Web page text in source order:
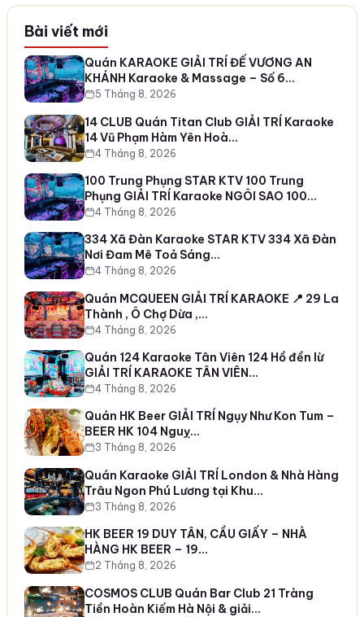
Bài viết mới
Quán KARAOKE GIẢI TRÍ ĐẾ VƯƠNG AN
KHÁNH Karaoke & Massage – Số 6…
5 Tháng 8, 2026
14 CLUB Quán Titan Club GIẢI TRÍ Karaoke
14 Vũ Phạm Hàm Yên Hoà…
4 Tháng 8, 2026
100 Trung Phụng STAR KTV 100 Trung
Phụng GIẢI TRÍ Karaoke NGÔI SAO 100…
4 Tháng 8, 2026
334 Xã Đàn Karaoke STAR KTV 334 Xã Đàn
Nơi Đam Mê Toả Sáng…
4 Tháng 8, 2026
Quán MCQUEEN GIẢI TRÍ KARAOKE 📍 29 La
Thành , Ô Chợ Dừa ,…
4 Tháng 8, 2026
Quán 124 Karaoke Tân Viên 124 Hồ đền lừ
GIẢI TRÍ KARAOKE TÂN VIÊN…
4 Tháng 8, 2026
Quán HK Beer GIẢI TRÍ Ngụy Như Kon Tum –
BEER HK 104 Nguỵ…
3 Tháng 8, 2026
Quán Karaoke GIẢI TRÍ London & Nhà Hàng
Trâu Ngon Phú Lương tại Khu…
3 Tháng 8, 2026
HK BEER 19 DUY TÂN, CẦU GIẤY – NHÀ
HÀNG HK BEER – 19…
2 Tháng 8, 2026
COSMOS CLUB Quán Bar Club 21 Tràng
Tiền Hoàn Kiếm Hà Nội & giải…